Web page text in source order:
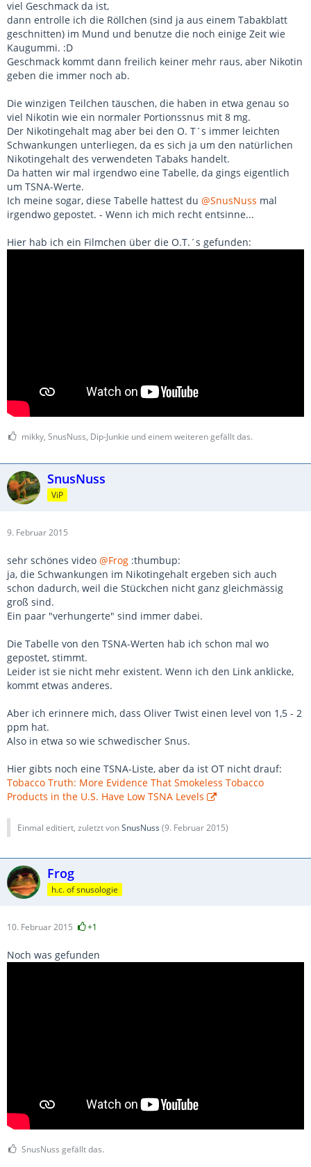
viel Geschmack da ist,
dann entrolle ich die Röllchen (sind ja aus einem Tabakblatt
geschnitten) im Mund und benutze die noch einige Zeit wie
Kaugummi. :D
Geschmack kommt dann freilich keiner mehr raus, aber Nikotin
geben die immer noch ab.
Die winzigen Teilchen täuschen, die haben in etwa genau so
viel Nikotin wie ein normaler Portionssnus mit 8 mg.
Der Nikotingehalt mag aber bei den O. T´s immer leichten
Schwankungen unterliegen, da es sich ja um den natürlichen
Nikotingehalt des verwendeten Tabaks handelt.
Da hatten wir mal irgendwo eine Tabelle, da gings eigentlich
um TSNA-Werte.
Ich meine sogar, diese Tabelle hattest du @SnusNuss mal
irgendwo gepostet. - Wenn ich mich recht entsinne...
Hier hab ich ein Filmchen über die O.T.´s gefunden:
mikky, SnusNuss, Dip-Junkie und einem weiteren gefällt das.
SnusNuss
ViP
9. Februar 2015
sehr schönes video @Frog :thumbup:
ja, die Schwankungen im Nikotingehalt ergeben sich auch
schon dadurch, weil die Stückchen nicht ganz gleichmässig
groß sind.
Ein paar "verhungerte" sind immer dabei.
Die Tabelle von den TSNA-Werten hab ich schon mal wo
gepostet, stimmt.
Leider ist sie nicht mehr existent. Wenn ich den Link anklicke,
kommt etwas anderes.
Aber ich erinnere mich, dass Oliver Twist einen level von 1,5 - 2
ppm hat.
Also in etwa so wie schwedischer Snus.
Hier gibts noch eine TSNA-Liste, aber da ist OT nicht drauf:
Tobacco Truth: More Evidence That Smokeless Tobacco
Products in the U.S. Have Low TSNA Levels
Einmal editiert, zuletzt vonSnusNuss (9. Februar 2015)
Frog
h.c. of snusologie
10. Februar 2015 +1
Noch was gefunden
SnusNuss gefällt das.